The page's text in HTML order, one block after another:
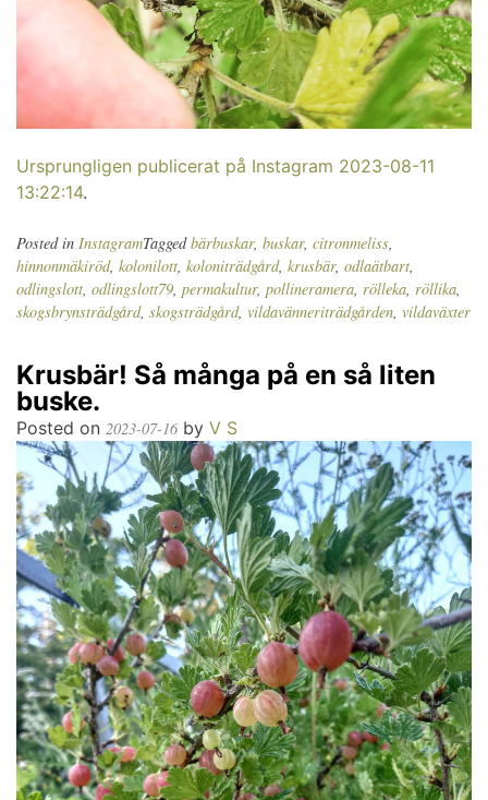
Ursprungligen publicerat på Instagram 2023-08-11
13:22:14.
Posted in InstagramTaggedbärbuskar, buskar, citronmeliss
hinnonmäkiröd, kolonilott koloniträdgård, krusbär, odlaätbart
odlingslott odlingslott79 permakultur, pollineramera rölleka röllika
skogsbrynsträdgård, skogsträdgård, vildavänneriträdgården vildaväxter
Krusbär! Så många på en så liten
buske.
Posted on 2023-07-16 by V S